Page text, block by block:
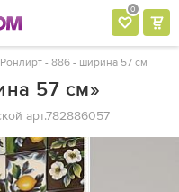
0
Ронлирт - 886 - ширина 57 см
57 см»
арт.782886057